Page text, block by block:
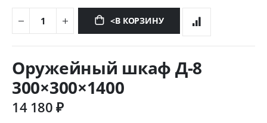
<В КОРЗИНУ
началу
галереи
изображений
Оружейный шкаф Д-8
300×300×1400
14 180 ₽